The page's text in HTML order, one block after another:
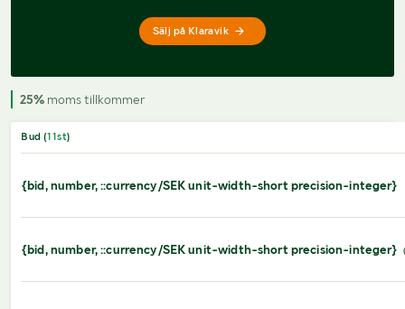
Sälj på Klaravik
25% moms tillkommer
Bud (11st)
{bid, number, ::currency/SEK unit-width-short precision-integer}
{bid, number, ::currency/SEK unit-width-short precision-integer}